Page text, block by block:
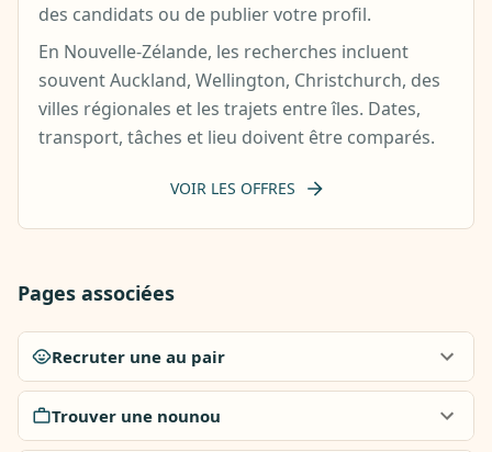
des candidats ou de publier votre profil.
En Nouvelle-Zélande, les recherches incluent
souvent Auckland, Wellington, Christchurch, des
villes régionales et les trajets entre îles. Dates,
transport, tâches et lieu doivent être comparés.
VOIR LES OFFRES
Pages associées
Recruter une au pair
Trouver une nounou